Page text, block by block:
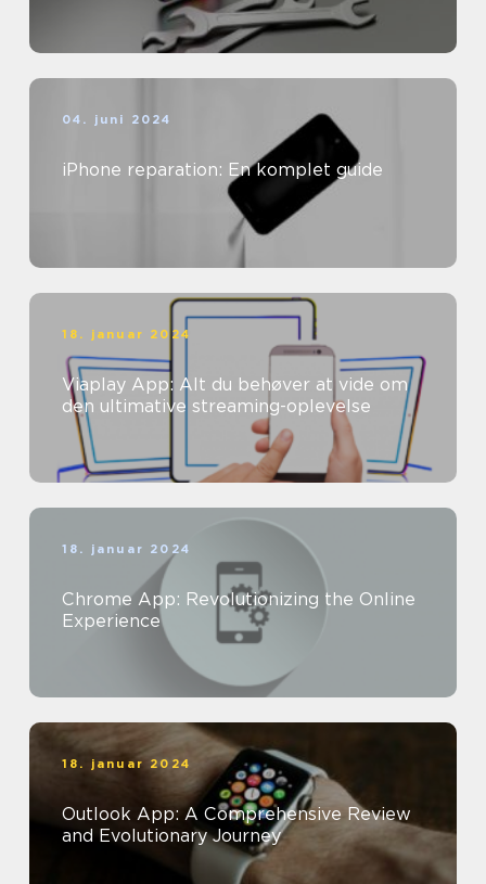
04. juni 2024
iPhone reparation: En komplet guide
18. januar 2024
Viaplay App: Alt du behøver at vide om
den ultimative streaming-oplevelse
18. januar 2024
Chrome App: Revolutionizing the Online
Experience
18. januar 2024
Outlook App: A Comprehensive Review
and Evolutionary Journey